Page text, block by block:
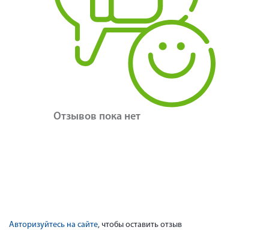
Отзывов пока нет
Авторизуйтесь на сайте, чтобы оставить отзыв